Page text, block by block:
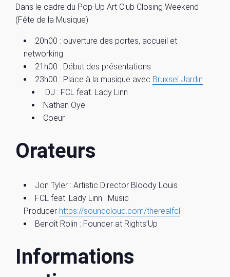
Dans le cadre du Pop-Up Art Club Closing Weekend
(Fête de la Musique)
20h00 : ouverture des portes, accueil et
networking
21h00 : Début des présentations
23h00 : Place à la musique avec Bruxsel Jardin
DJ : FCL feat. Lady Linn
Nathan Oye
Coeur
Orateurs
Jon Tyler : Artistic Director Bloody Louis
FCL feat. Lady Linn : Music
Producer https://soundcloud.com/therealfcl
Benoît Rolin : Founder at Rights’Up
Informations